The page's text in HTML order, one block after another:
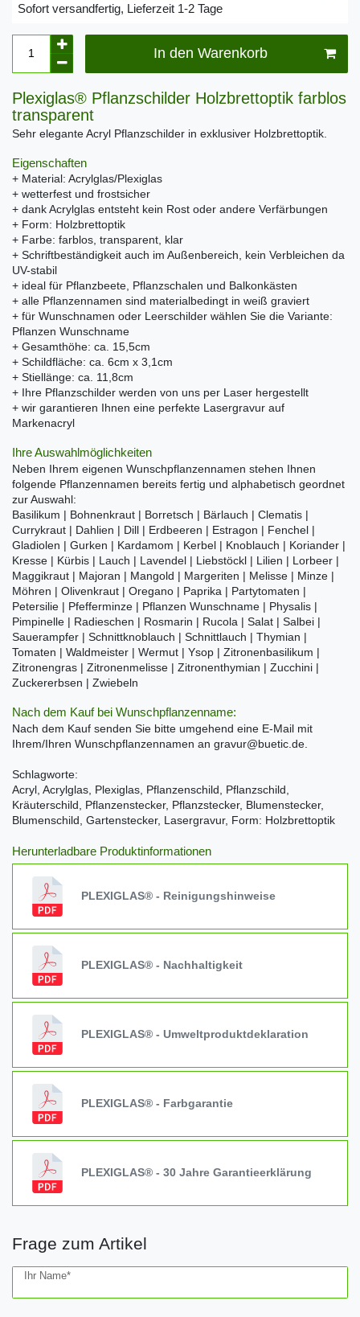
Sofort versandfertig, Lieferzeit 1-2 Tage
In den Warenkorb
Plexiglas® Pflanzschilder Holzbrettoptik farblos
transparent
Sehr elegante Acryl Pflanzschilder in exklusiver Holzbrettoptik.
Eigenschaften
+ Material: Acrylglas/Plexiglas
+ wetterfest und frostsicher
+ dank Acrylglas entsteht kein Rost oder andere Verfärbungen
+ Form: Holzbrettoptik
+ Farbe: farblos, transparent, klar
+ Schriftbeständigkeit auch im Außenbereich, kein Verbleichen da
UV-stabil
+ ideal für Pflanzbeete, Pflanzschalen und Balkonkästen
+ alle Pflanzennamen sind materialbedingt in weiß graviert
+ für Wunschnamen oder Leerschilder wählen Sie die Variante:
Pflanzen Wunschname
+ Gesamthöhe: ca. 15,5cm
+ Schildfläche: ca. 6cm x 3,1cm
+ Stiellänge: ca. 11,8cm
+ Ihre Pflanzschilder werden von uns per Laser hergestellt
+ wir garantieren Ihnen eine perfekte Lasergravur auf
Markenacryl
Ihre Auswahlmöglichkeiten
Neben Ihrem eigenen Wunschpflanzennamen stehen Ihnen
folgende Pflanzennamen bereits fertig und alphabetisch geordnet
zur Auswahl:
Basilikum | Bohnenkraut | Borretsch | Bärlauch | Clematis |
Currykraut | Dahlien | Dill | Erdbeeren | Estragon | Fenchel |
Gladiolen | Gurken | Kardamom | Kerbel | Knoblauch | Koriander |
Kresse | Kürbis | Lauch | Lavendel | Liebstöckl | Lilien | Lorbeer |
Maggikraut | Majoran | Mangold | Margeriten | Melisse | Minze |
Möhren | Olivenkraut | Oregano | Paprika | Partytomaten |
Petersilie | Pfefferminze | Pflanzen Wunschname | Physalis |
Pimpinelle | Radieschen | Rosmarin | Rucola | Salat | Salbei |
Sauerampfer | Schnittknoblauch | Schnittlauch | Thymian |
Tomaten | Waldmeister | Wermut | Ysop | Zitronenbasilikum |
Zitronengras | Zitronenmelisse | Zitronenthymian | Zucchini |
Zuckererbsen | Zwiebeln
Nach dem Kauf bei Wunschpflanzenname:
Nach dem Kauf senden Sie bitte umgehend eine E-Mail mit
Ihrem/Ihren Wunschpflanzennamen an gravur@buetic.de.
Schlagworte:
Acryl, Acrylglas, Plexiglas, Pflanzenschild, Pflanzschild,
Kräuterschild, Pflanzenstecker, Pflanzstecker, Blumenstecker,
Blumenschild, Gartenstecker, Lasergravur, Form: Holzbrettoptik
Herunterladbare Produktinformationen
PLEXIGLAS® - Reinigungshinweise
PLEXIGLAS® - Nachhaltigkeit
PLEXIGLAS® - Umweltproduktdeklaration
PLEXIGLAS® - Farbgarantie
PLEXIGLAS® - 30 Jahre Garantieerklärung
Frage zum Artikel
Ihr Name*
Ceres::Template.mailFormHoneypotLabel